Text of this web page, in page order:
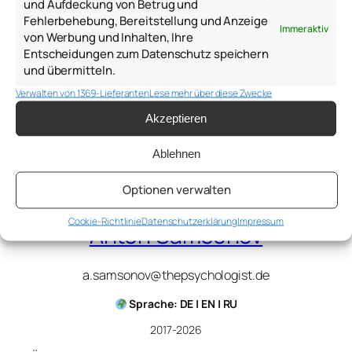
und Aufdeckung von Betrug und
Fehlerbehebung, Bereitstellung und Anzeige
von Werbung und Inhalten, Ihre
Entscheidungen zum Datenschutz speichern
und übermitteln.
Immer aktiv
Verwalten von 1369-LieferantenLese mehr über diese Zwecke
Akzeptieren
Ablehnen
Optionen verwalten
Cookie-RichtlinieDatenschutzerklärungImpressum
10. Januar 2025
Anton Samsonov
a.samsonov@thepsychologist.de
Sprache: DE | EN | RU
2017-2026